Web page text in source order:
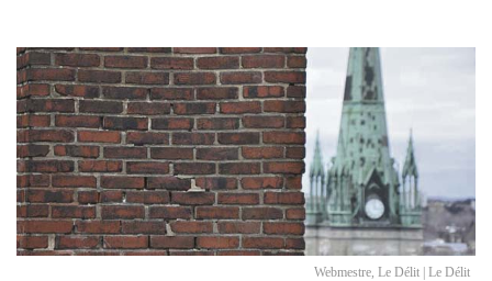
Webmestre, Le Délit | Le Délit